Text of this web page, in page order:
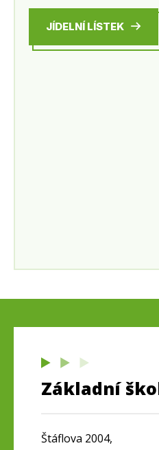
JÍDELNÍ LÍSTEK
Základní
Štáflova 2004,